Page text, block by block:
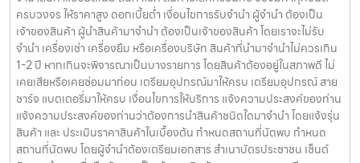
รับจำนำนาฬิกากรุงเทพ โรงรับจำนำ รับจำนำมือถือ ไอ
โฟน ไอแพด กล้อง โน๊ตบุ๊ค สินค้าแบรนด์เนม ให้ราคาสูง
รับจำนำนาฬิกากรุงเทพ โรงรับจำนำ รับจำนำมือถือ ไอโฟน ไอแพด กล้อง โน๊
ตบุ๊ค สินค้าแบรนด์เนม ของมีค่าทุกชนิด ครบวงจร ให้ราคาสูง รับจำนำ
นาฬิกากรุงเทพ ให้บริการโดย รับจํานําบางแค.com โรงรับจำนำ รับจำนำ
มือถือ รับจำนำไอโฟน รับจำนำไอแพด รับจำนำกล้อง รับจำนำโน๊ตบุ๊ค รับ
จำนำสินค้าแบรนด์เนม สินค้าไอที สินค้าอิเล็กทรอนิกซ์ ของมีค่าทุกชนิด
ครบวงจร ให้ราคาสูง ดอกเบี้ยต่ำ เงื่อนไขการรับจำนำ ผู้จำนำ ต้องเป็น
เจ้าของสินค้า ผู้นำสินค้ามาจำนำ ต้องเป็นเจ้าของสินค้า โดยเราจะไม่รับ